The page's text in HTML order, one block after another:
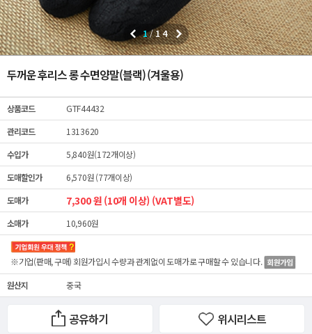
1/14
두꺼운 후리스 롱 수면양말(블랙) (겨울용)
상품코드
GTF44432
관리코드
1313620
수입가
5,840원(172개이상)
도매할인가
6,570원 (77개이상)
도매가
7,300 원 (10개 이상) (VAT별도)
소매가 10,960원
※기업(판매, 구매) 회원가입시 수량과 관계없이도매가로 구매할 수 있습니다.
원산지 중국
공유하기 위시리스트